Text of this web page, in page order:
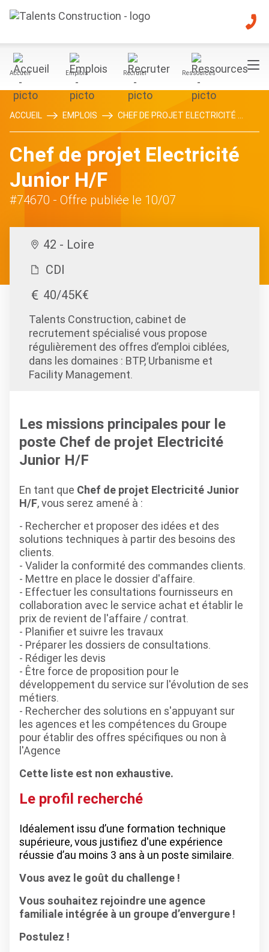
Accueil Emplois Recruter Ressources
ACCUEIL EMPLOIS CHEF DE PROJET ELECTRICITÉ ...
Chef de projet Electricité
Junior H/F
#74670 - Offre publiée le 10/07
42 - Loire
CDI
40/45K€
Talents Construction, cabinet de
recrutement spécialisé vous propose
régulièrement des offres d’emploi ciblées,
dans les domaines : BTP, Urbanisme et
Facility Management.
Les missions principales pour le
poste Chef de projet Electricité
Junior H/F
En tant que Chef de projet Electricité Junior
H/F, vous serez amené à :
- Rechercher et proposer des idées et des
solutions techniques à partir des besoins des
clients.
- Valider la conformité des commandes clients.
- Mettre en place le dossier d'affaire.
- Effectuer les consultations fournisseurs en
collaboration avec le service achat et établir le
prix de revient de l'affaire / contrat.
- Planifier et suivre les travaux
- Préparer les dossiers de consultations.
- Rédiger les devis
- Être force de proposition pour le
développement du service sur l'évolution de ses
métiers.
- Rechercher des solutions en s'appuyant sur
les agences et les compétences du Groupe
pour établir des offres spécifiques ou non à
l'Agence
Cette liste est non exhaustive.
Le profil recherché
Idéalement issu d’une formation technique
supérieure, vous justifiez d'une expérience
réussie d’au moins 3 ans à un poste similaire.
Vous avez le goût du challenge !
Vous souhaitez rejoindre une agence
familiale intégrée à un groupe d’envergure !
Postulez !